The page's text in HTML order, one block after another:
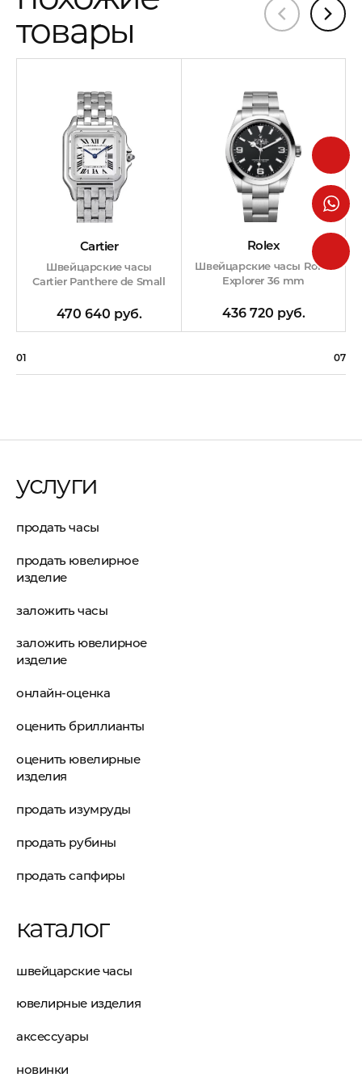
товары
Cartier
Швейцарские часы
Cartier Panthere de Small
470 640 руб.
Rolex
Швейцарские часы Rolex
Explorer 36 mm
436 720 руб.
01 07
услуги
продать часы
продать ювелирное
изделие
заложить часы
заложить ювелирное
изделие
онлайн-оценка
оценить бриллианты
оценить ювелирные
изделия
продать изумруды
продать рубины
продать сапфиры
каталог
швейцарские часы
ювелирные изделия
аксессуары
новинки